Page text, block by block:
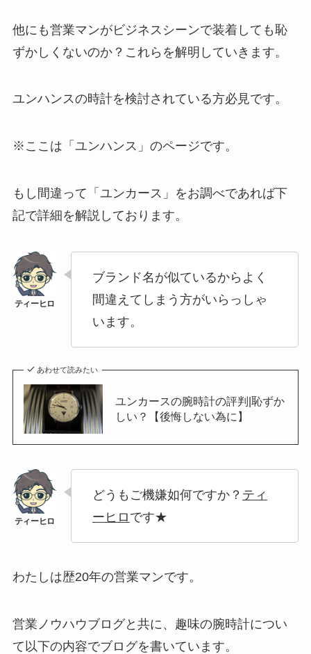
他にも営業マンがビジネスシーンで装着しても恥
ずかしくないのか？これらを解明していきます。
ユンハンスの時計を検討されている方必見です。
※ここは「ユンハンス」のページです。
もし間違って「ユンカース」をお調べであれば下
記で詳細を解説しております。
ブランド名が似ているからよく
間違えてしまう方がいらっしゃ
います。
あわせて読みたい
ユンカースの腕時計の評判|恥ずか
しい？【後悔しない為に】
どうもご機嫌如何ですか？ ティ
ーヒロ です★
わたしは歴20年の営業マンです。
営業ノウハウブログと共に、趣味の腕時計につい
て以下の内容でブログを書いています。